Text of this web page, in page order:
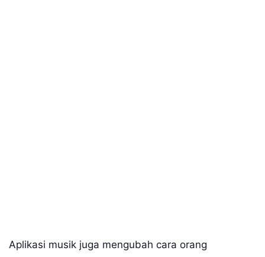
Aplikasi musik juga mengubah cara orang